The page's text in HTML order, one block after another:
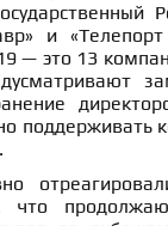
и
— это 13
поддерживать
что